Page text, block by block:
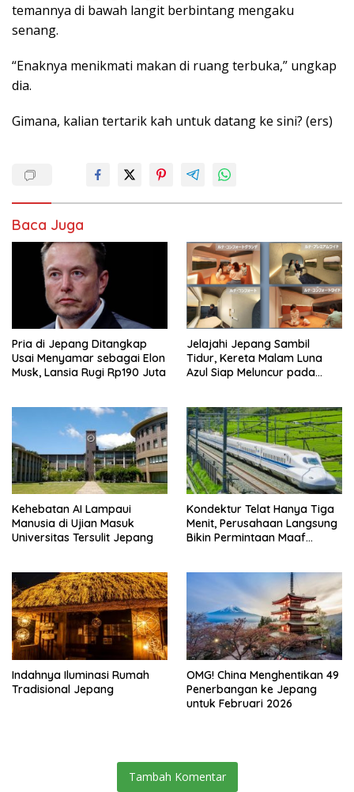
temannya di bawah langit berbintang mengaku
senang.
“Enaknya menikmati makan di ruang terbuka,” ungkap
dia.
Gimana, kalian tertarik kah untuk datang ke sini? (ers)
Baca Juga
Pria di Jepang Ditangkap
Usai Menyamar sebagai Elon
Musk, Lansia Rugi Rp190 Juta
Jelajahi Jepang Sambil
Tidur, Kereta Malam Luna
Azul Siap Meluncur pada
Kehebatan AI Lampaui
Manusia di Ujian Masuk
Universitas Tersulit Jepang
Kondektur Telat Hanya Tiga
Menit, Perusahaan Langsung
Bikin Permintaan Maaf
Indahnya Iluminasi Rumah
Tradisional Jepang
OMG! China Menghentikan 49
Penerbangan ke Jepang
untuk Februari 2026
Tambah Komentar